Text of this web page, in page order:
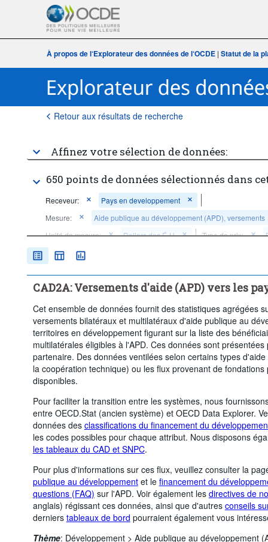
À propos de l‘Explorateur des données de l‘OCDE | Statut de la
Retour aux résultats de recherche
Affinez votre sélection de données:
650 points de données sélectionnés dans
Receveur:
Pays en developpement
Mesure:
Aide publique au développement (APD), versements
Unité de mesure:
Dollars des É-U Type de prix:
Période temporelle:
CAD2A: Versements d'aide (APD) vers les
Cet ensemble de données fournit des statistiques agrégées
versements bilatéraux et multilatéraux d'aide publique au
territoires en développement figurant sur la liste des
multilatérales éligibles à l'APD. Ces données sont
partenaire. Des données ventilées selon certains types
la coopération technique) ou les flux provenant de
disponibles.
Pour faciliter la transition entre les systèmes, nous
entre OECD.Stat (ancien système) et OECD Data Explorer.
données des classifications du financement du
les codes possibles pour chaque attribut. Nous disposons
les tableaux du CAD et SNPC.
Pour plus d'informations sur ces flux, veuillez consulter la
publique au développementet le financement du
questions (FAQ) sur l'APD. Voir également les directives de
anglais) régissant ces données, ainsi que d'autres conseils
derniers tableaux de bord pourraient également vous
Thème: Développement > Aide publique au développement